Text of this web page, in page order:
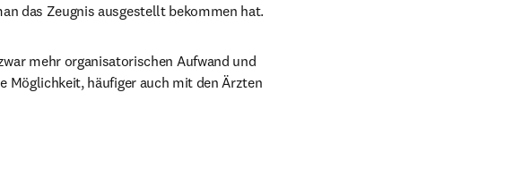
das Zeugnis ausgestellt bekommen hat.
mehr organisatorischen Aufwand und
Möglichkeit, häufiger auch mit den Ärzten